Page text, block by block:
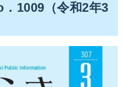
1009（令和2年3